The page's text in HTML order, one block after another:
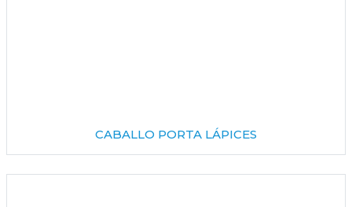
CABALLO PORTA LÁPICES